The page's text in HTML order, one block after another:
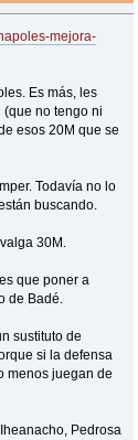
mejora-
Es más, les
no tengo ni
esos 20M que se
Todavía no lo
buscando.
30M.
que poner a
de Badé.
sustituto de
si la defensa
menos juegan de
Pedrosa